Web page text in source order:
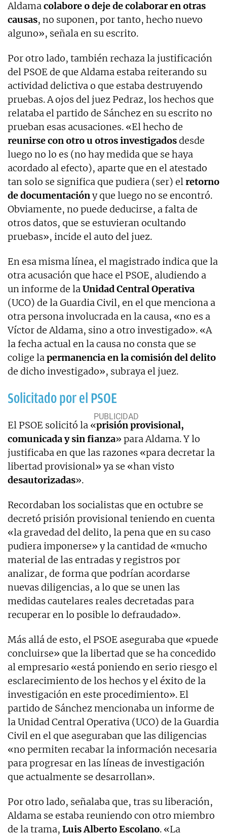
Aldamacolabore o deje de colaborar en otras
causas, no suponen, por tanto, hecho nuevo
alguno», señala en su escrito.
Por otro lado, también rechaza la justificación
del PSOE de que Aldama estaba reiterando su
actividad delictiva o que estaba destruyendo
pruebas. A ojos del juez Pedraz, los hechos que
relataba el partido de Sánchez en su escrito no
prueban esas acusaciones. «El hecho de
reunirse con otro u otros investigadosdesde
luego no lo es (no hay medida que se haya
acordado al efecto), aparte que en el atestado
tan solo se significa que pudiera (ser) elretorno
de documentacióny que luego no se encontró.
Obviamente, no puede deducirse, a falta de
otros datos, que se estuvieran ocultando
pruebas», incide el auto del juez.
En esa misma línea, el magistrado indica que la
otra acusación que hace el PSOE, aludiendo a
un informe de laUnidad Central Operativa
(UCO) de la Guardia Civil, en el que menciona a
otra persona involucrada en la causa, «no es a
Víctor de Aldama, sino a otro investigado». «A
la fecha actual en la causa no consta que se
colige lapermanencia en la comisión del delito
de dicho investigado», subraya el juez.
Solicitado por el PSOE
El PSOE solicitó la «prisión provisional,
comunicada y sin fianza» para Aldama. Y lo
justificaba en que las razones «para decretar la
libertad provisional» ya se «han visto
desautorizadas».
Recordaban los socialistas que en octubre se
decretó prisión provisional teniendo en cuenta
«la gravedad del delito, la pena que en su caso
pudiera imponerse» y la cantidad de «mucho
material de las entradas y registros por
analizar, de forma que podrían acordarse
nuevas diligencias, a lo que se unen las
medidas cautelares reales decretadas para
recuperar en lo posible lo defraudado».
Más allá de esto, el PSOE aseguraba que «puede
concluirse» que la libertad que se ha concedido
al empresario «está poniendo en serio riesgo el
esclarecimiento de los hechos y el éxito de la
investigación en este procedimiento». El
partido de Sánchez mencionaba un informe de
la Unidad Central Operativa (UCO) de la Guardia
Civil en el que aseguraban que las diligencias
«no permiten recabar la información necesaria
para progresar en las líneas de investigación
que actualmente se desarrollan».
Por otro lado, señalaba que, tras su liberación,
Aldama se estaba reuniendo con otro miembro
de la trama, Luis Alberto Escolano. «La